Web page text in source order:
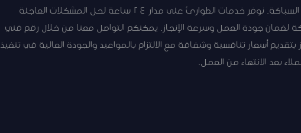
بالخبرة الواسعة والمهارة العالية في التعامل مع جميع أعمال السباكة. نوفر خدمات الطوارئ على مدار 24 ساعة لحل المشكلات العاجلة
لضمان جودة العمل وسرعة الإنجاز. يمكنكم التواصل معنا من خلال رقم فني
أسعار تنافسية وشفافة مع الالتزام بالمواعيد والجودة العالية في تنفيذ
بعد الانتهاء من العمل.